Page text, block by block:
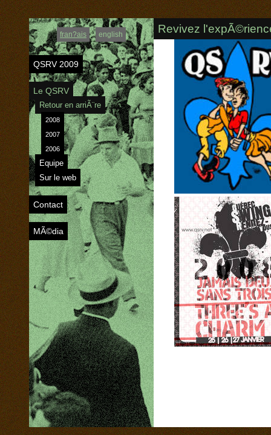
fran?ais english
QSRV 2009
Le QSRV
Retour en arriÃ¨re
2008
2007
2006
Equipe
Sur le web
Contact
MÃ©dia
Revivez